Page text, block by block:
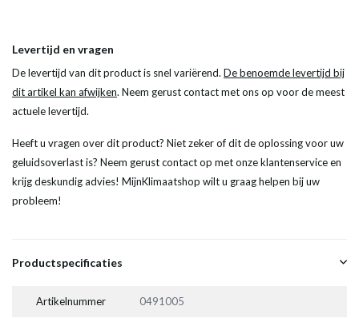
Levertijd en vragen
De levertijd van dit product is snel variërend. De benoemde levertijd bij
dit artikel kan afwijken. Neem gerust contact met ons op voor de meest
actuele levertijd.
Heeft u vragen over dit product? Niet zeker of dit de oplossing voor uw
geluidsoverlast is? Neem gerust contact op met onze klantenservice en
krijg deskundig advies! MijnKlimaatshop wilt u graag helpen bij uw
probleem!
Productspecificaties
Artikelnummer 0491005